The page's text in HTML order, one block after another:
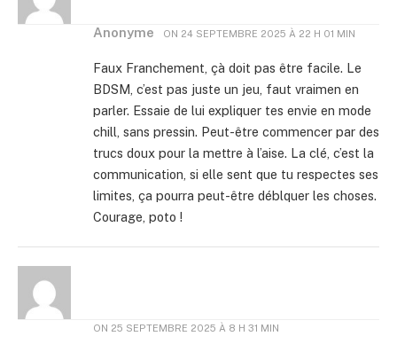
Anonyme ON 24 SEPTEMBRE 2025 À 22 H 01 MIN
Faux Franchement, çà doit pas être facile. Le
BDSM, c’est pas juste un jeu, faut vraimen en
parler. Essaie de lui expliquer tes envie en mode
chill, sans pressin. Peut-être commencer par des
trucs doux pour la mettre à l’aise. La clé, c’est la
communication, si elle sent que tu respectes ses
limites, ça pourra peut-être déblquer les choses.
Courage, poto !
ON 25 SEPTEMBRE 2025 À 8 H 31 MIN